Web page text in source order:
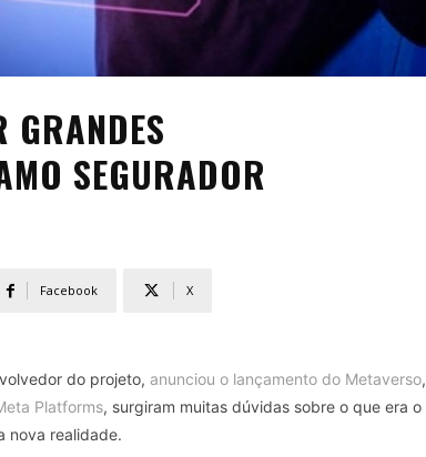
GRANDES
SEGURADOR
Facebook X
do projeto, anunciou o lançamento do Metaverso,
Platforms, surgiram muitas dúvidas sobre o que era o
nova realidade.